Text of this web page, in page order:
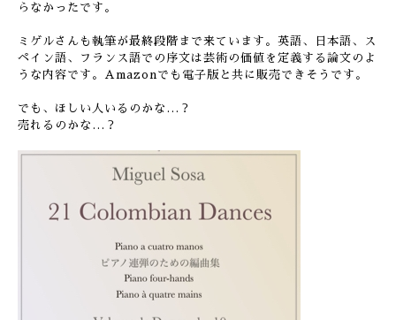
らなかったです。
ミゲルさんも執筆が最終段階まで来ています。英語、日本語、ス
ペイン語、フランス語での序文は芸術の価値を定義する論文のよ
うな内容です。Amazonでも電子版と共に販売できそうです。
でも、ほしい人いるのかな…？
売れるのかな…？